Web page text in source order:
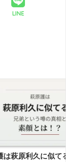
LINE
は萩原利久に似て